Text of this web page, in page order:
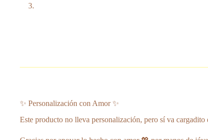
✨ Personalización con Amor ✨
Este producto no lleva personalización, pero sí va